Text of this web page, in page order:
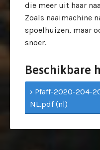
die meer uit haar
Zoals naaimachine
spoelhuizen, maar
snoer.
Beschikbare
› Pfaff-2020-204-
NL.pdf (nl)